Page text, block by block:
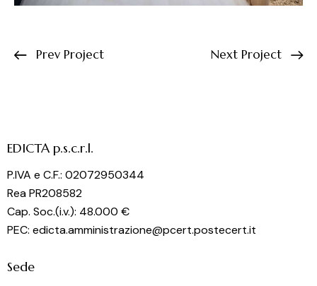
Prev Project Next Project
EDICTA p.s.c.r.l.
P.IVA e C.F.: 02072950344
Rea PR208582
Cap. Soc.(i.v.): 48.000 €
PEC: edicta.amministrazione@pcert.postecert.it
Sede